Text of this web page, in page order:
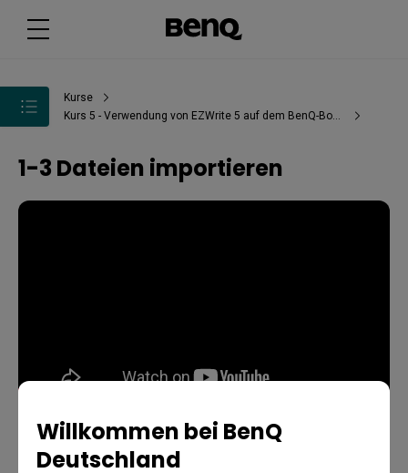
Willkommen bei BenQ
Deutschland
Kurse
Kurs 5 - Verwendung von EZWrite 5 auf dem BenQ-Board
1-3 Dateien importieren